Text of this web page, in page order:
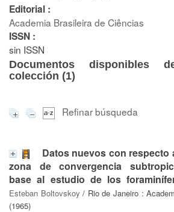
Editorial :
Academia Brasileira de Ciências
ISSN :
sin ISSN
Documentos disponibles
colección (1)
Refinar búsqueda
Datos nuevos con respecto
zona de convergencia
base al estudio de los
Esteban Boltovskoy / Rio de Janeiro :
(1965)